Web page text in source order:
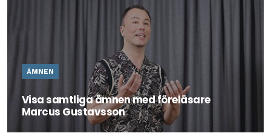
ÄMNEN
Visa samtliga ämnen med föreläsare
Marcus Gustavsson
Marcus är en erfaren och uppskattad utbildare och